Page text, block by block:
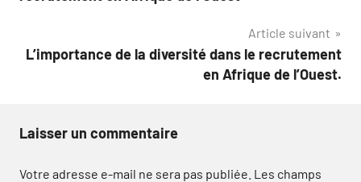
Article suivant
L’importance de la diversité dans le recrutement
en Afrique de l’Ouest.
Laisser un commentaire
Votre adresse e-mail ne sera pas publiée. Les champs